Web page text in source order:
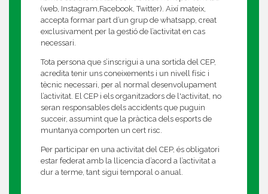
(web, Instagram,Facebook, Twitter). Així mateix,
accepta formar part d’un grup de whatsapp, creat
exclusivament per la gestió de l’activitat en cas
necessari.
Tota persona que s’inscrigui a una sortida del CEP,
acredita tenir uns coneixements i un nivell físic i
tècnic necessari, per al normal desenvolupament
l’activitat. El CEP i els organitzadors de l'activitat, no
seran responsables dels accidents que puguin
succeir, assumint que la pràctica dels esports de
muntanya comporten un cert risc.
Per participar en una activitat del CEP, és obligatori
estar federat amb la llicencia d’acord a l’activitat a
dur a terme, tant sigui temporal o anual.